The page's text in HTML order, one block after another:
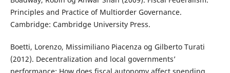
Principles and Practice of Multiorder Governance.
Cambridge: Cambridge University Press.
Boetti, Lorenzo, Missimiliano Piacenza og Gilberto Turati
(2012). Decentralization and local governments’